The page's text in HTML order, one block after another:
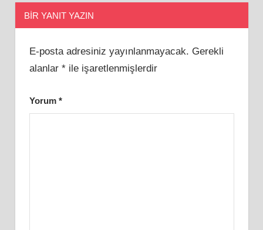
BIR YANIT YAZIN
E-posta adresiniz yayınlanmayacak. Gerekli
alanlar *ile işaretlenmişlerdir
Yorum *